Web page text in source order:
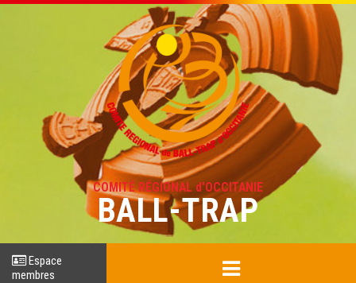
COMITÉ RÉGIONAL d'OCCITANIE
BALL-TRAP
Espace
membres